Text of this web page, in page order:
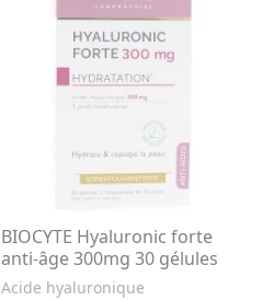
BIOCYTE Hyaluronic forte
anti-âge 300mg 30 gélules
Acide hyaluronique